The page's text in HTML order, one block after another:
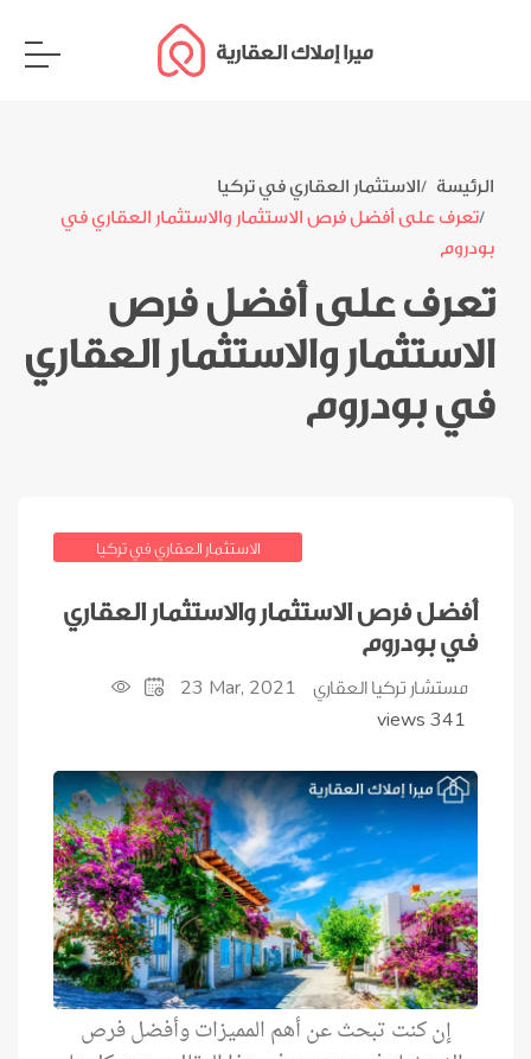
ميرا إملاك العقارية
الرئيسة
الاستثمار العقاري في تركيا
تعرف على أفضل فرص الاستثمار والاستثمار العقاري في
بودروم
تعرف على أفضل فرص
الاستثمار والاستثمار العقاري
في بودروم
الاستثمار العقاري في تركيا
أفضل فرص الاستثمار والاستثمار العقاري
في بودروم
مستشار تركيا العقاري 23 Mar, 2021
341 views
إن كنت تبحث عن أهم المميزات وأفضل فرص